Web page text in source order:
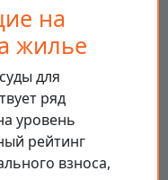
на
жилье
для
ряд
уровень
рейтинг
взноса,